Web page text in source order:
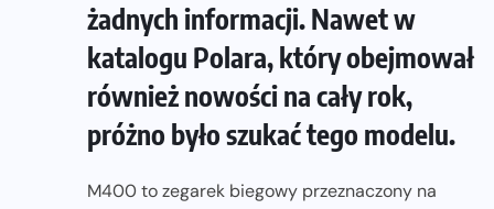
żadnych informacji. Nawet w
katalogu Polara, który obejmował
również nowości na cały rok,
próżno było szukać tego modelu.
M400 to zegarek biegowy przeznaczony na